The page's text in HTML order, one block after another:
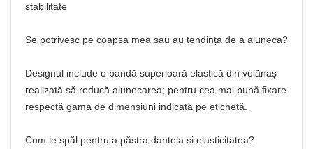
stabilitate
Se potrivesc pe coapsa mea sau au tendința de a aluneca?
Designul include o bandă superioară elastică din volănaș
realizată să reducă alunecarea; pentru cea mai bună fixare
respectă gama de dimensiuni indicată pe etichetă.
Cum le spăl pentru a păstra dantela și elasticitatea?